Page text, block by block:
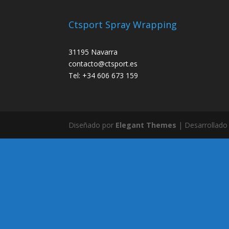
Ctsport Spray Wrapping
31195 Navarra
contacto@ctsport.es
Tel: +34 606 673 159
Diseñado por Elegant Themes |